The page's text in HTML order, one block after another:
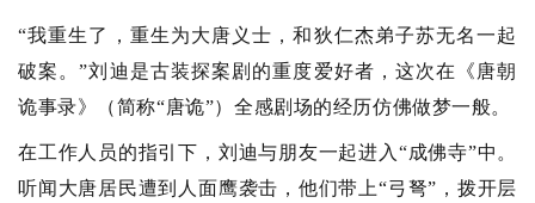
“我重生了，重生为大唐义士，和狄仁杰弟子苏无名一起
破案。”刘迪是古装探案剧的重度爱好者，这次在《唐朝
诡事录》 （简称“唐诡”）全感剧场的经历仿佛做梦一般。
在工作人员的指引下，刘迪与朋友一起进入“成佛寺”中。
听闻大唐居民遭到人面鹰袭击，他们带上“弓弩”，拨开层